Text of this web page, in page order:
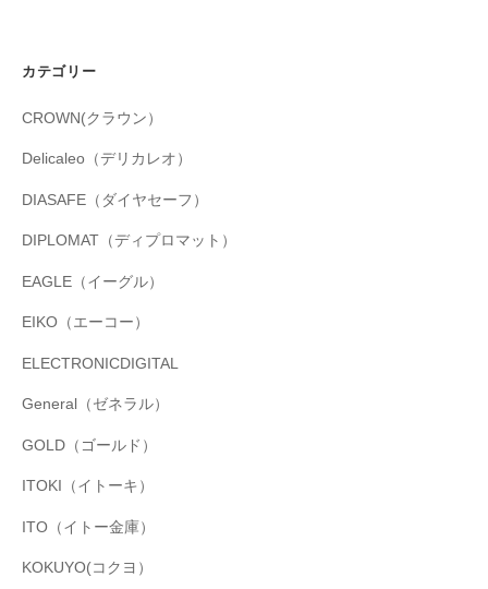
カテゴリー
CROWN(クラウン）
Delicaleo（デリカレオ）
DIASAFE（ダイヤセーフ）
DIPLOMAT（ディプロマット）
EAGLE（イーグル）
EIKO（エーコー）
ELECTRONICDIGITAL
General（ゼネラル）
GOLD（ゴールド）
ITOKI（イトーキ）
ITO（イトー金庫）
KOKUYO(コクヨ）